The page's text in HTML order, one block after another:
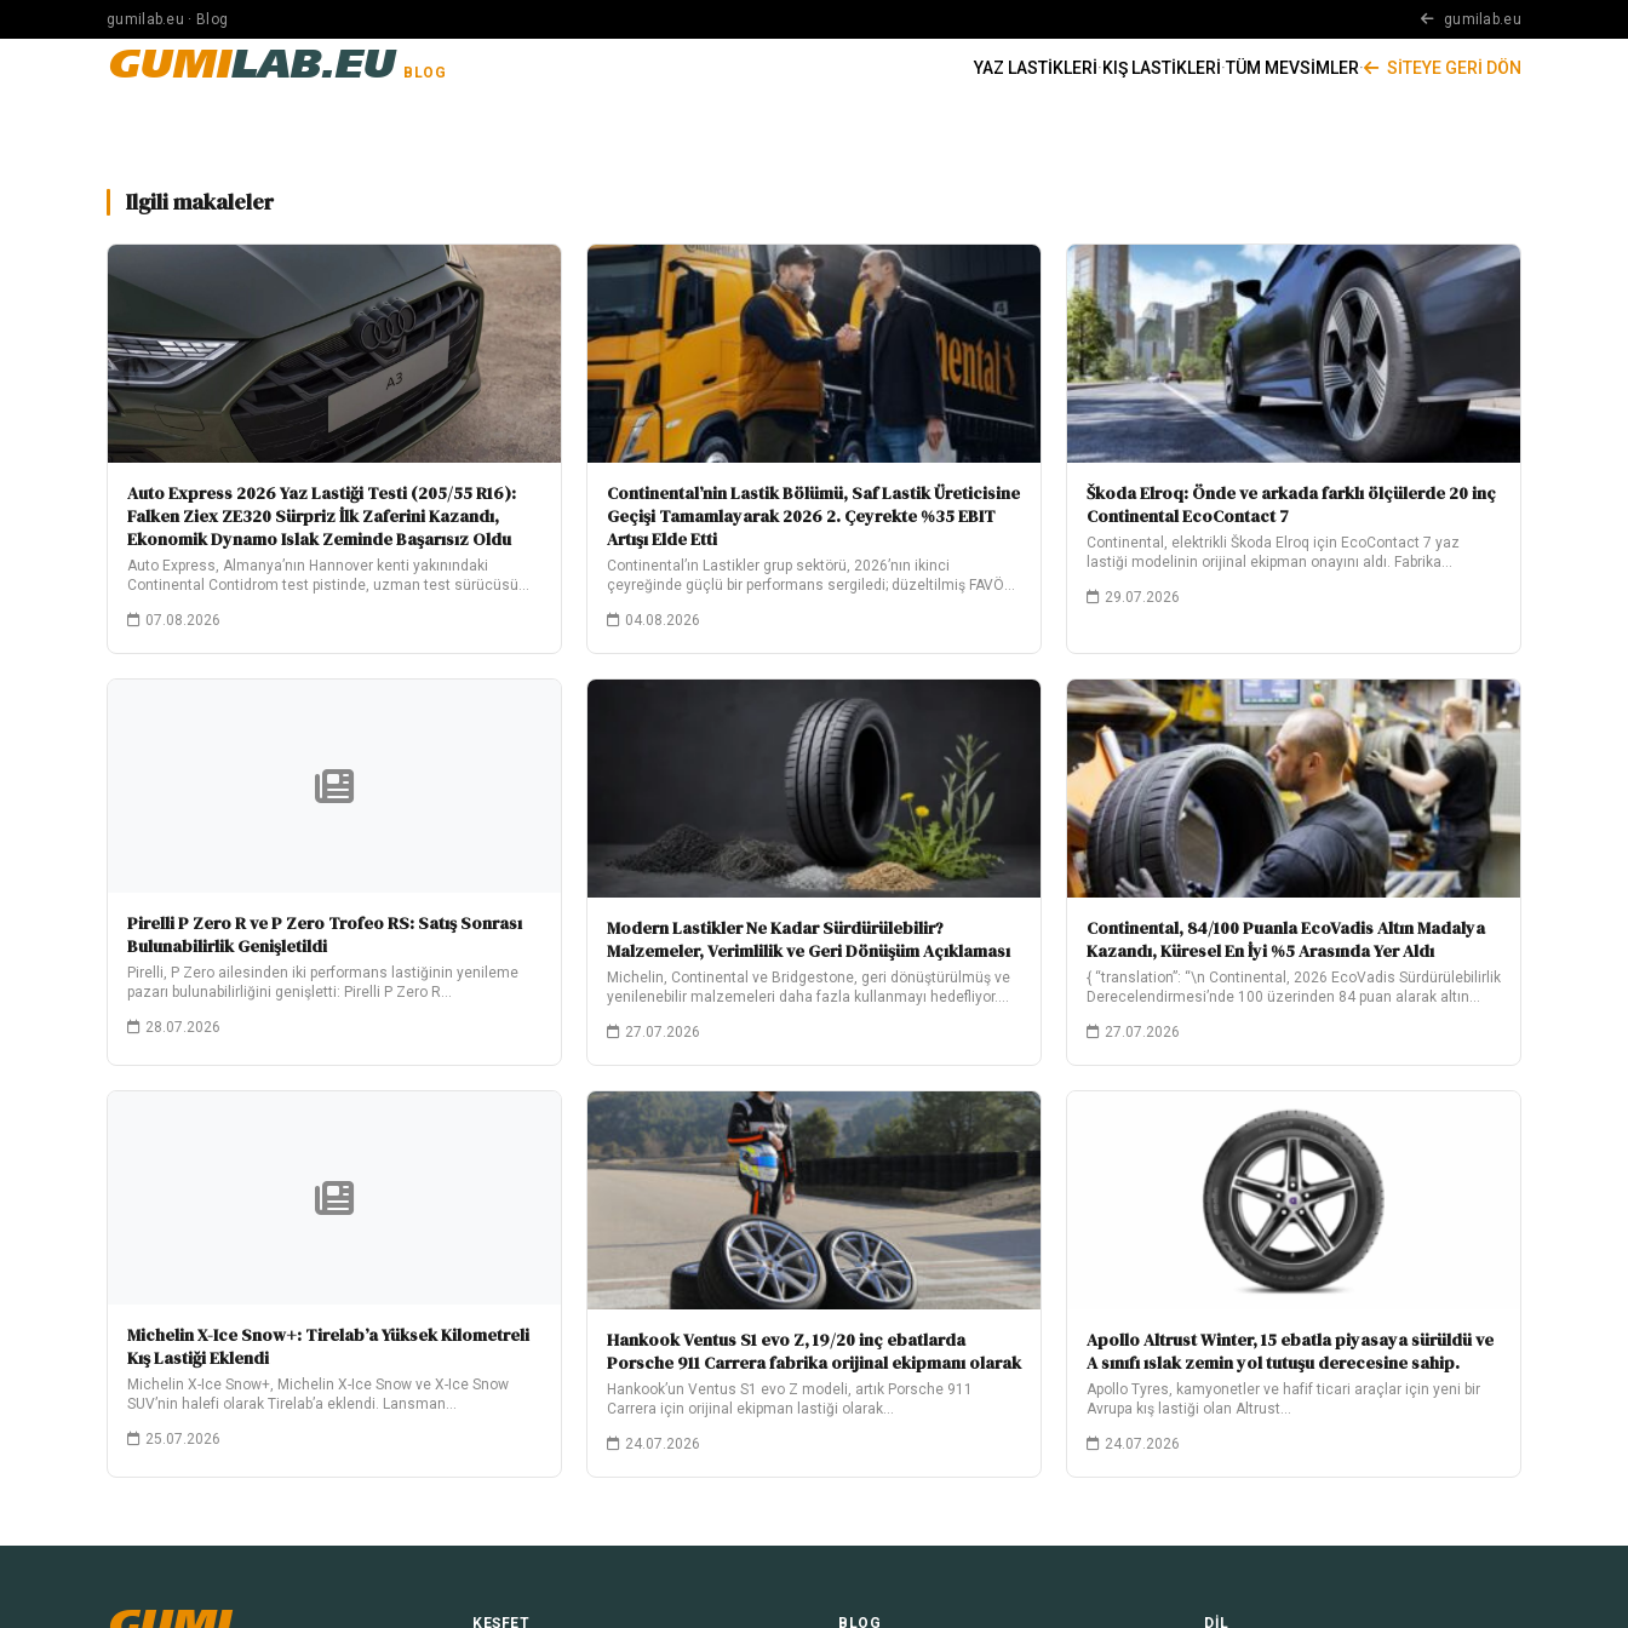
gumilab.eu · Blog gumilab.eu
GUMILAB.EU BLOG YAZ LASTIKLERI·KIŞ LASTIKLERI·TÜM MEVSIMLER· SITEYE GERI DÖN
Ilgili makaleler
Auto Express 2026 Yaz Lastiği Testi (205/55 R16):
Falken Ziex ZE320 Sürpriz İlk Zaferini Kazandı,
Ekonomik Dynamo Islak Zeminde Başarısız Oldu
Auto Express, Almanya’nın Hannover kenti yakınındaki
Continental Contidrom test pistinde, uzman test sürücüsü
07.08.2026
Continental’nin Lastik Bölümü, Saf Lastik Üreticisine
Geçişi Tamamlayarak 2026 2. Çeyrekte %35 EBIT
Artışı Elde Etti
Continental’ın Lastikler grup sektörü, 2026’nın ikinci
çeyreğinde güçlü bir performans sergiledi; düzeltilmiş FAVÖK,
04.08.2026
Škoda Elroq: Önde ve arkada farklı ölçülerde 20 inç
Continental EcoContact 7
Continental, elektrikli Škoda Elroq için EcoContact 7 yaz
lastiği modelinin orijinal ekipman onayını aldı. Fabrika…
29.07.2026
Pirelli P Zero R ve P Zero Trofeo RS: Satış Sonrası
Bulunabilirlik Genişletildi
Pirelli, P Zero ailesinden iki performans lastiğinin yenileme
pazarı bulunabilirliğini genişletti: Pirelli P Zero R…
28.07.2026
Modern Lastikler Ne Kadar Sürdürülebilir?
Malzemeler, Verimlilik ve Geri Dönüşüm Açıklaması
Michelin, Continental ve Bridgestone, geri dönüştürülmüş ve
yenilenebilir malzemeleri daha fazla kullanmayı hedefliyor.
27.07.2026
Continental, 84/100 Puanla EcoVadis Altın Madalya
Kazandı, Küresel En İyi %5 Arasında Yer Aldı
{ “translation”: “\n Continental, 2026 EcoVadis Sürdürülebilirlik
Derecelendirmesi’nde 100 üzerinden 84 puan alarak altın
27.07.2026
Michelin X-Ice Snow+: Tirelab’a Yüksek Kilometreli
Kış Lastiği Eklendi
Michelin X-Ice Snow+, Michelin X-Ice Snow ve X-Ice Snow
SUV’nin halefi olarak Tirelab’a eklendi. Lansman…
25.07.2026
Hankook Ventus S1 evo Z, 19/20 inç ebatlarda
Porsche 911 Carrera fabrika orijinal ekipmanı olarak
Hankook’un Ventus S1 evo Z modeli, artık Porsche 911
Carrera için orijinal ekipman lastiği olarak…
24.07.2026
Apollo Altrust Winter, 15 ebatla piyasaya sürüldü ve
A sınıfı ıslak zemin yol tutuşu derecesine sahip.
Apollo Tyres, kamyonetler ve hafif ticari araçlar için yeni bir
Avrupa kış lastiği olan Altrust…
24.07.2026
KEŞFET BLOG DIL